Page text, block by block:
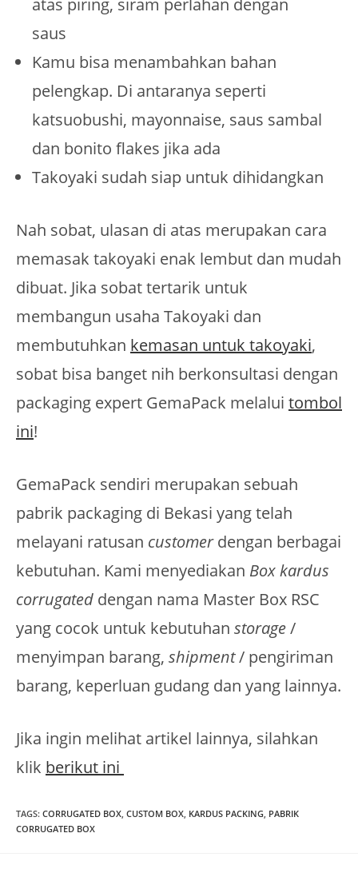
saus
Kamu bisa menambahkan bahan
pelengkap. Di antaranya seperti
katsuobushi, mayonnaise, saus sambal
dan bonito flakes jika ada
Takoyaki sudah siap untuk dihidangkan
Nah sobat, ulasan di atas merupakan cara
memasak takoyaki enak lembut dan mudah
dibuat. Jika sobat tertarik untuk
membangun usaha Takoyaki dan
membutuhkan kemasan untuk takoyaki,
sobat bisa banget nih berkonsultasi dengan
packaging expert GemaPack melalui tombol
ini!
GemaPack sendiri merupakan sebuah
pabrik packaging di Bekasi yang telah
melayani ratusan customerdengan berbagai
kebutuhan. Kami menyediakan Box kardus
corrugated dengan nama Master Box RSC
yang cocok untuk kebutuhan storage/
menyimpan barang, shipment/ pengiriman
barang, keperluan gudang dan yang lainnya.
Jika ingin melihat artikel lainnya, silahkan
klik berikut ini
TAGS: CORRUGATED BOX CUSTOM BOX KARDUS PACKING PABRIK
CORRUGATED BOX